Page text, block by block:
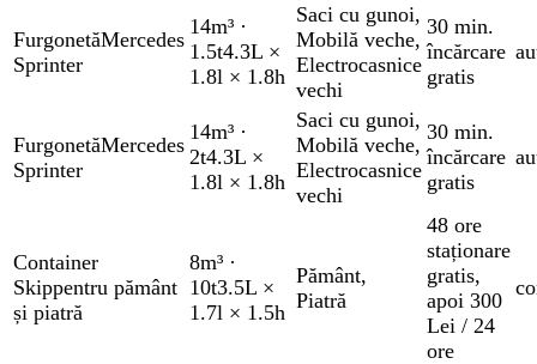
FurgonetăMercedes
Sprinter
14m³ ·
1.5t4.3L ×
1.8l × 1.8h
Saci cu gunoi,
Mobilă veche,
Electrocasnice
vechi
30 min.
încărcare
gratis
FurgonetăMercedes
Sprinter
14m³ ·
2t4.3L ×
1.8l × 1.8h
Saci cu gunoi,
Mobilă veche,
Electrocasnice
vechi
30 min.
încărcare
gratis
Container
Skippentru pământ
și piatră
8m³ ·
10t3.5L ×
1.7l × 1.5h
Pământ,
Piatră
48 ore
staționare
gratis,
apoi 300
Lei / 24
ore